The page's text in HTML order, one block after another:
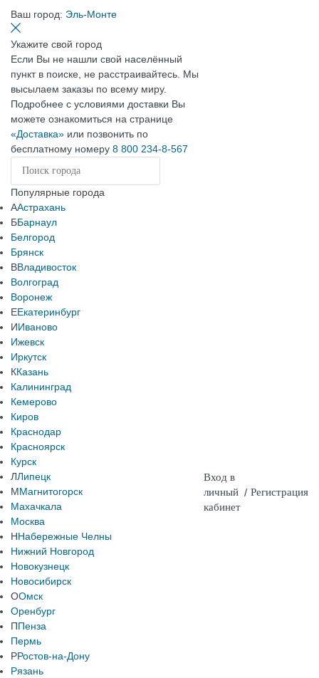
Ваш город: Эль-Монте
Укажите свой город
Если Вы не нашли свой населённый
пункт в поиске, не расстраивайтесь. Мы
высылаем заказы по всему миру.
Подробнее с условиями доставки Вы
можете ознакомиться на странице
«Доставка» или позвонить по
бесплатному номеру 8 800 234-8-567
Популярные города
ААстрахань
ББарнаул
Белгород
Брянск
ВВладивосток
Волгоград
Воронеж
ЕЕкатеринбург
ИИваново
Ижевск
Иркутск
ККазань
Калининград
Кемерово
Киров
Краснодар
Красноярск
Курск
ЛЛипецк
ММагнитогорск
Махачкала
Москва
ННабережные Челны
Нижний Новгород
Новокузнецк
Новосибирск
ООмск
Оренбург
ППенза
Пермь
РРостов-на-Дону
Рязань
Вход в
личный
кабинет
/ Регистрация